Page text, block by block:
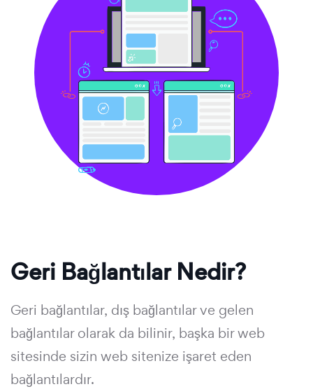
Geri Bağlantılar Nedir?
Geri bağlantılar, dış bağlantılar ve gelen
bağlantılar olarak da bilinir, başka bir web
sitesinde sizin web sitenize işaret eden
bağlantılardır.